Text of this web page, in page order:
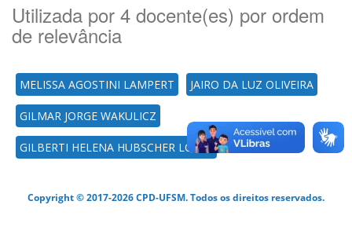
Utilizada por 4 docente(es) por ordem
de relevância
MELISSA AGOSTINI LAMPERT JAIRO DA LUZ OLIVEIRA
GILMAR JORGE WAKULICZ
GILBERTI HELENA HUBSCHER LOPES
Copyright © 2017-2026 CPD-UFSM. Todos os direitos reservados.